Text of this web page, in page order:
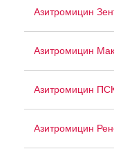
Азитромицин
Азитромицин
Азитромицин
Азитромицин